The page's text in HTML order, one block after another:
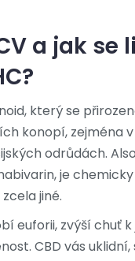
a jak se
který se
konopí, zejména
odrůdách.
, je
jiné.
euforii, zvýší chuť
CBD vás uklidní,